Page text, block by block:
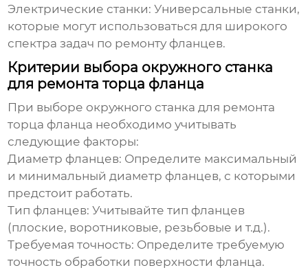
Электрические станки: Универсальные станки,
которые могут использоваться для широкого
спектра задач по ремонту фланцев.
Критерии выбора окружного станка
для ремонта торца фланца
При выборе окружного станка для ремонта
торца фланца необходимо учитывать
следующие факторы:
Диаметр фланцев: Определите максимальный
и минимальный диаметр фланцев, с которыми
предстоит работать.
Тип фланцев: Учитывайте тип фланцев
(плоские, воротниковые, резьбовые и т.д.).
Требуемая точность: Определите требуемую
точность обработки поверхности фланца.